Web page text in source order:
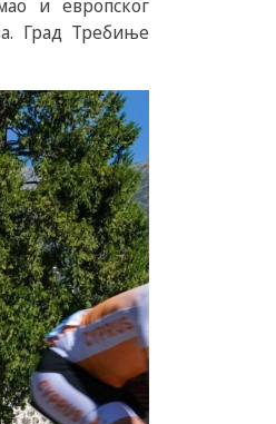
и европског
Град Требиње